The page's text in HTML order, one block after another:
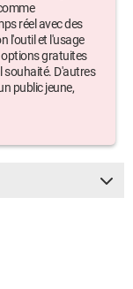
réel avec des
l'outil et l'usage
options gratuites
souhaité. D'autres
public jeune,